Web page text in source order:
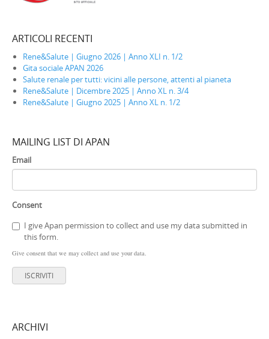
ARTICOLI RECENTI
Rene&Salute | Giugno 2026 | Anno XLI n. 1/2
Gita sociale APAN 2026
Salute renale per tutti: vicini alle persone, attenti al pianeta
Rene&Salute | Dicembre 2025 | Anno XL n. 3/4
Rene&Salute | Giugno 2025 | Anno XL n. 1/2
MAILING LIST DI APAN
Email
Consent
I give Apan permission to collect and use my data submitted in
this form.
Give consent that we may collect and use your data.
ISCRIVITI
ARCHIVI